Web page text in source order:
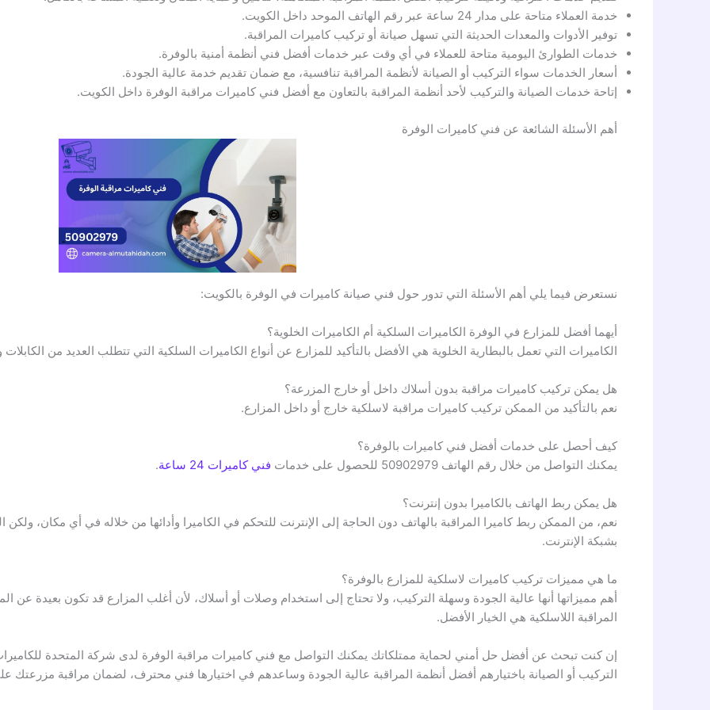
خدمة العملاء متاحة على مدار 24 ساعة عبر رقم الهاتف الموحد داخل الكويت.
توفير الأدوات والمعدات الحديثة التي تسهل صيانة أو تركيب كاميرات المراقبة.
خدمات الطوارئ اليومية متاحة للعملاء في أي وقت عبر خدمات أفضل فني أنظمة أمنية بالوفرة.
أسعار الخدمات سواء التركيب أو الصيانة لأنظمة المراقبة تنافسية، مع ضمان تقديم خدمة عالية الجودة.
إتاحة خدمات الصيانة والتركيب لأحد أنظمة المراقبة بالتعاون مع أفضل فني كاميرات مراقبة الوفرة داخل الكويت.
أهم الأسئلة الشائعة عن فني كاميرات الوفرة
نستعرض فيما يلي أهم الأسئلة التي تدور حول فني صيانة كاميرات في الوفرة بالكويت:
أيهما أفضل للمزارع في الوفرة الكاميرات السلكية أم الكاميرات الخلوية؟
الكاميرات التي تعمل بالبطارية الخلوية هي الأفضل بالتأكيد للمزارع عن أنواع الكاميرات السلكية التي تتطلب العديد من الكابلات
هل يمكن تركيب كاميرات مراقبة بدون أسلاك داخل أو خارج المزرعة؟
نعم بالتأكيد من الممكن تركيب كاميرات مراقبة لاسلكية خارج أو داخل المزارع.
كيف أحصل على خدمات أفضل فني كاميرات بالوفرة؟
يمكنك التواصل من خلال رقم الهاتف 50902979 للحصول على خدمات
فني كاميرات 24 ساعة .
هل يمكن ربط الهاتف بالكاميرا بدون إنترنت؟
نعم، من الممكن ربط كاميرا المراقبة بالهاتف دون الحاجة إلى الإنترنت للتحكم في الكاميرا وأدائها من خلاله في أي مكان،
بشبكة الإنترنت.
ما هي مميزات تركيب كاميرات لاسلكية للمزارع بالوفرة؟
أهم مميزاتها أنها عالية الجودة وسهلة التركيب، ولا تحتاج إلى استخدام وصلات أو أسلاك، لأن أغلب المزارع قد تكون بعيدة عن
المراقبة اللاسلكية هي الخيار الأفضل.
إن كنت تبحث عن أفضل حل أمني لحماية ممتلكاتك يمكنك التواصل مع فني كاميرات مراقبة الوفرة لدى شركة المتحدة
التركيب أو الصيانة باختيارهم أفضل أنظمة المراقبة عالية الجودة وساعدهم في اختيارها فني محترف، لضمان مراقبة مزرعتك